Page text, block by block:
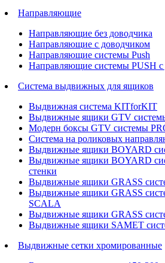
Направляющие
Направляющие без доводчика
Направляющие с доводчиком
Направляющие системы Push
Направляющие системы PUSH с
Система выдвижных для ящиков
Выдвижная система KITforKIT
Выдвижные ящики GTV
Модерн боксы GTV системы
Система на роликовых
Выдвижные ящики BOYARD
Выдвижные ящики BOYARD
стенки
Выдвижные ящики GRASS
Выдвижные ящики GRASS
SCALA
Выдвижные ящики GRASS
Выдвижные ящики SAMET
Выдвижные сетки хромированные